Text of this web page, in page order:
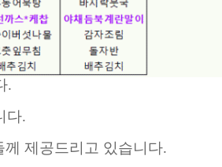
.
다.
제공드리고 있습니다.